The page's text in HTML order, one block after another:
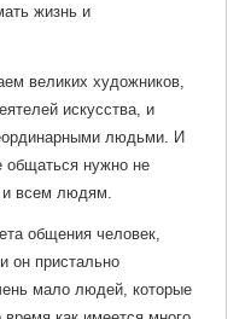
жизнь и
великих художников,
искусства, и
людьми. И
общаться нужно не
и всем людям.
общения человек,
он пристально
мало людей, которые